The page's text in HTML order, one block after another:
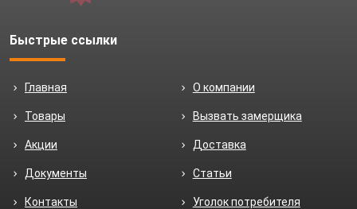
Быстрые ссылки
Главная О компании
Товары Вызвать замерщика
Акции Доставка
Документы Статьи
Контакты Уголок потребителя